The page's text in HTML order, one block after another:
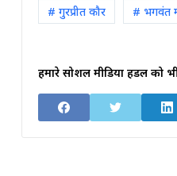
# गुरप्रीत कौर # भगवंत
हमारे सोशल मीडिया हैंडल को